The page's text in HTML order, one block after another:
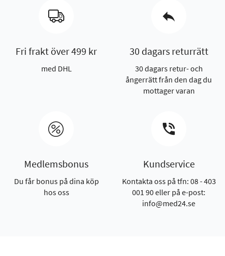
Fri frakt över 499 kr
med DHL
30 dagars returrätt
30 dagars retur- och
ångerrätt från den dag du
mottager varan
Medlemsbonus
Du får bonus på dina köp
hos oss
Kundservice
Kontakta oss på tfn: 08 - 403
001 90 eller på e-post:
info@med24.se